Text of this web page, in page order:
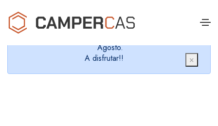
Cerramos en verano, que nos queremos dar un
chapuzón y refrescarnos.
Agosto.
A disfrutar!!
×